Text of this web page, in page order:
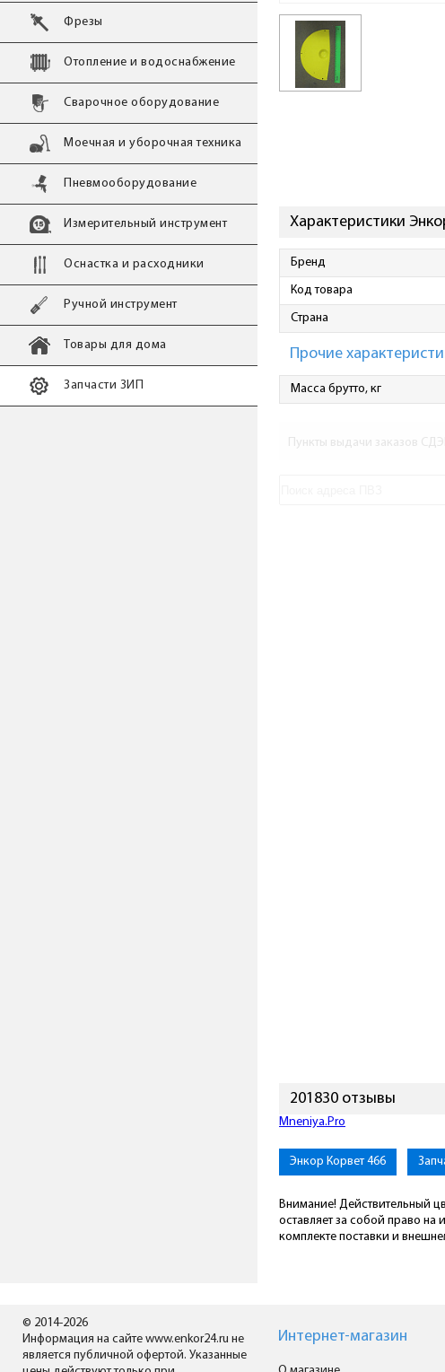
Фрезы
Отопление и водоснабжение
Сварочное оборудование
Моечная и уборочная техника
Пневмооборудование
Измерительный инструмент
Оснастка и расходники
Ручной инструмент
Товары для дома
Запчасти ЗИП
Характеристики
Бренд
Код товара
Страна
Прочие
Масса брутто, кг
Пункты выдачи заказов
201830 отзывы
Mneniya.Pro
Энкор Корвет 466
Внимание! Действительный
оставляет за собой право
комплекте поставки и
© 2014-2026
Информация на сайте www.enkor24.ru не
является публичной офертой. Указанные
Интернет-магазин